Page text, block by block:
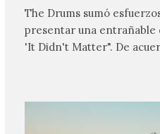
The Drums sumó
presentar una entrañable
'It Didn't Matter". De